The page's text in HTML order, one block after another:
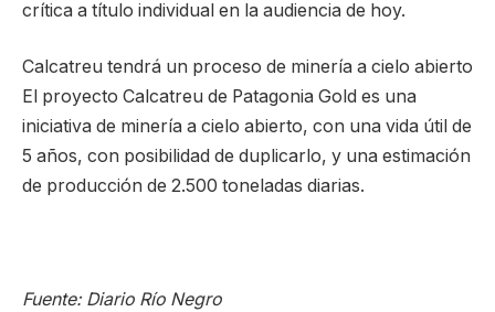
crítica a título individual en la audiencia de hoy.
Calcatreu tendrá un proceso de minería a cielo abierto
El proyecto Calcatreu de Patagonia Gold es una
iniciativa de minería a cielo abierto, con una vida útil de
5 años, con posibilidad de duplicarlo, y una estimación
de producción de 2.500 toneladas diarias.
Fuente: Diario Río Negro